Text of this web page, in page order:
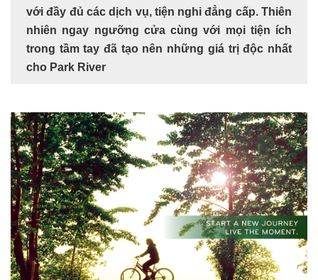
với đầy đủ các dịch vụ, tiện nghi đẳng cấp. Thiên
nhiên ngay ngưỡng cửa cùng với mọi tiện ích
trong tầm tay đã tạo nên những giá trị độc nhất
cho Park River